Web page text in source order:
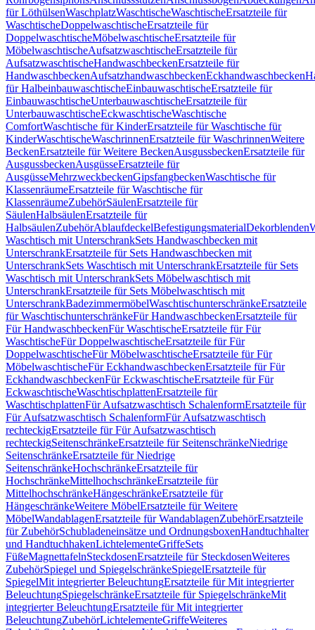
für LöthülsenWaschplatzWaschtischeWaschtischeErsatzteile für
WaschtischeDoppelwaschtischeErsatzteile für
DoppelwaschtischeMöbelwaschtischeErsatzteile für
MöbelwaschtischeAufsatzwaschtischeErsatzteile für
AufsatzwaschtischeHandwaschbeckenErsatzteile für
HandwaschbeckenAufsatzhandwaschbeckenEckhandwaschbecken
für HalbeinbauwaschtischeEinbauwaschtischeErsatzteile für
EinbauwaschtischeUnterbauwaschtischeErsatzteile für
UnterbauwaschtischeEckwaschtischeWaschtische
ComfortWaschtische für KinderErsatzteile für Waschtische für
KinderWaschtischeWaschrinnenErsatzteile für WaschrinnenWeitere
BeckenErsatzteile für Weitere BeckenAusgussbeckenErsatzteile für
AusgussbeckenAusgüsseErsatzteile für
AusgüsseMehrzweckbeckenGipsfangbeckenWaschtische für
KlassenräumeErsatzteile für Waschtische für
KlassenräumeZubehörSäulenErsatzteile für
SäulenHalbsäulenErsatzteile für
HalbsäulenZubehörAblaufdeckelBefestigungsmaterialDekorblenden
Waschtisch mit UnterschrankSets Handwaschbecken mit
UnterschrankErsatzteile für Sets Handwaschbecken mit
UnterschrankSets Waschtisch mit UnterschrankErsatzteile für Sets
Waschtisch mit UnterschrankSets Möbelwaschtisch mit
UnterschrankErsatzteile für Sets Möbelwaschtisch mit
UnterschrankBadezimmermöbelWaschtischunterschränkeErsatzteile
für WaschtischunterschränkeFür HandwaschbeckenErsatzteile für
Für HandwaschbeckenFür WaschtischeErsatzteile für Für
WaschtischeFür DoppelwaschtischeErsatzteile für Für
DoppelwaschtischeFür MöbelwaschtischeErsatzteile für Für
MöbelwaschtischeFür EckhandwaschbeckenErsatzteile für Für
EckhandwaschbeckenFür EckwaschtischeErsatzteile für Für
EckwaschtischeWaschtischplattenErsatzteile für
WaschtischplattenFür Aufsatzwaschtisch SchalenformErsatzteile für
Für Aufsatzwaschtisch SchalenformFür Aufsatzwaschtisch
rechteckigErsatzteile für Für Aufsatzwaschtisch
rechteckigSeitenschränkeErsatzteile für SeitenschränkeNiedrige
SeitenschränkeErsatzteile für Niedrige
SeitenschränkeHochschränkeErsatzteile für
HochschränkeMittelhochschränkeErsatzteile für
MittelhochschränkeHängeschränkeErsatzteile für
HängeschränkeWeitere MöbelErsatzteile für Weitere
MöbelWandablagenErsatzteile für WandablagenZubehörErsatzteile
für ZubehörSchubladeneinsätze und OrdnungsboxenHandtuchhalter
und HandtuchhakenLichtelementeGriffeSets
FüßeMagnettafelnSteckdosenErsatzteile für SteckdosenWeiteres
ZubehörSpiegel und SpiegelschränkeSpiegelErsatzteile für
SpiegelMit integrierter BeleuchtungErsatzteile für Mit integrierter
BeleuchtungSpiegelschränkeErsatzteile für SpiegelschränkeMit
integrierter BeleuchtungErsatzteile für Mit integrierter
BeleuchtungZubehörLichtelementeGriffeWeiteres